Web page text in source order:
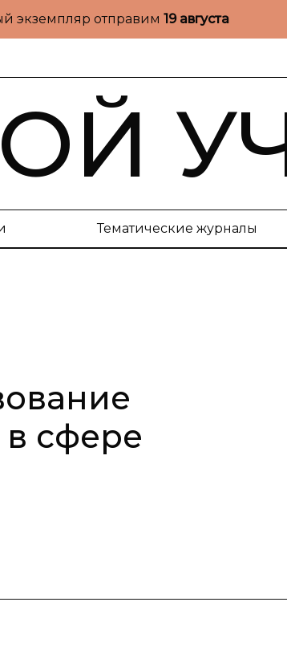
экземпляр отправим 19 августа
Тематические журналы
сфере